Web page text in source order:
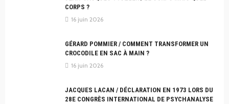
CORPS ?
16 juin 2026
GÉRARD POMMIER / COMMENT TRANSFORMER UN
CROCODILE EN SAC À MAIN ?
16 juin 2026
JACQUES LACAN / DÉCLARATION EN 1973 LORS DU
28E CONGRÈS INTERNATIONAL DE PSYCHANALYSE